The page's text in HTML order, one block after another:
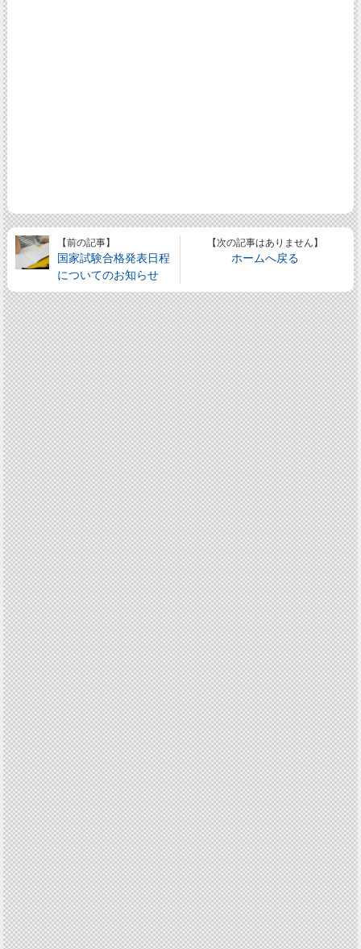
【前の記事】
国家試験合格発表日程
についてのお知らせ
【次の記事はありません】
ホームへ戻る